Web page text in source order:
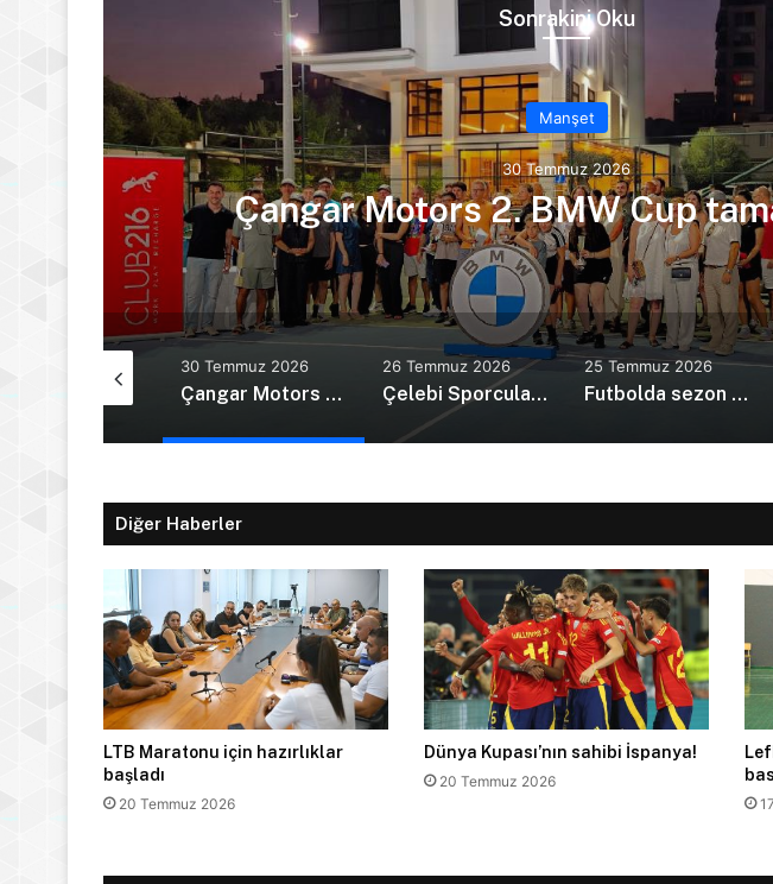
Sonrakini Oku
Manşet
30 Temmuz 2026
Çangar Motors 2. BMW Cup
30 Temmuz 2026
Çangar Motors 2. BMW Cup tamamlandı
26 Temmuz 2026
Çelebi Sporcuları Türkiye serisini gururla tamamladı
25 Temmuz 2026
Futbolda sezon fikstürü çekildi
Diğer Haberler
LTB Maratonu için hazırlıklar
başladı
20 Temmuz 2026
Dünya Kupası’nın sahibi İspanya!
20 Temmuz 2026